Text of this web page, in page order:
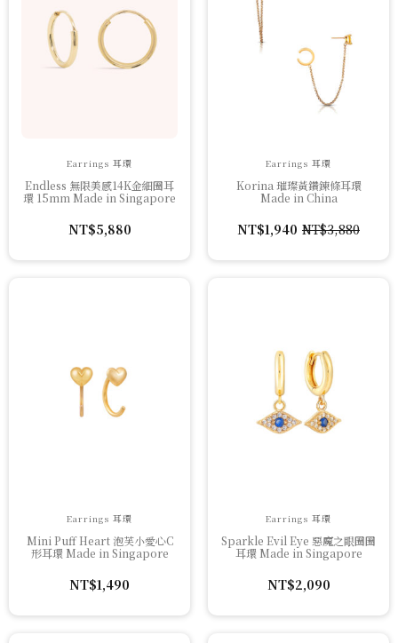
Earrings 耳環
Endless 無限美感14K金細圈耳
環 15mm Made in Singapore
NT$5,880
Earrings 耳環
Korina 璀璨黃鑽鍊條耳環
Made in China
NT$3,880
原
價
NT$1,940 目
價
Earrings 耳環
Mini Puff Heart 泡芙小愛心C
形耳環 Made in Singapore
NT$1,490
Earrings 耳環
Sparkle Evil Eye 惡魔之眼圈圈
耳環 Made in Singapore
NT$2,090